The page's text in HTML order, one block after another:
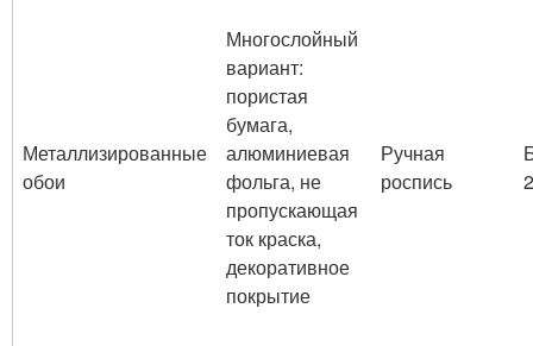
Металлизированные
обои
Многослойный
вариант:
пористая
бумага,
алюминиевая
фольга, не
пропускающая
ток краска,
декоративное
покрытие
Ручная
роспись